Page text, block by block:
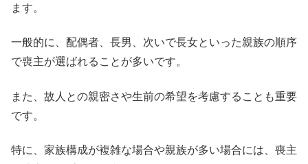
ます。
一般的に、配偶者、長男、次いで長女といった親族の順序
で喪主が選ばれることが多いです。
また、故人との親密さや生前の希望を考慮することも重要
です。
特に、家族構成が複雑な場合や親族が多い場合には、喪主